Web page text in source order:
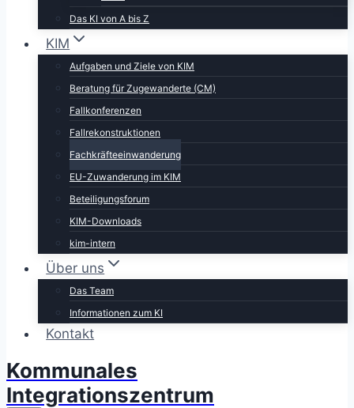
Das KI von A bis Z
KIM
Aufgaben und Ziele von KIM
Beratung für Zugewanderte (CM)
Fallkonferenzen
Fallrekonstruktionen
Fachkräfteeinwanderung
EU-Zuwanderung im KIM
Beteiligungsforum
KIM-Downloads
kim-intern
Über uns
Das Team
Informationen zum KI
Kontakt
Kommunales
Integrationszentrum